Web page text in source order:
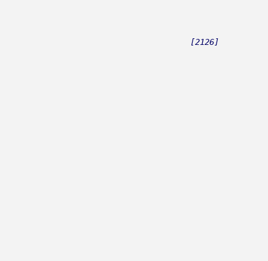
[2126]